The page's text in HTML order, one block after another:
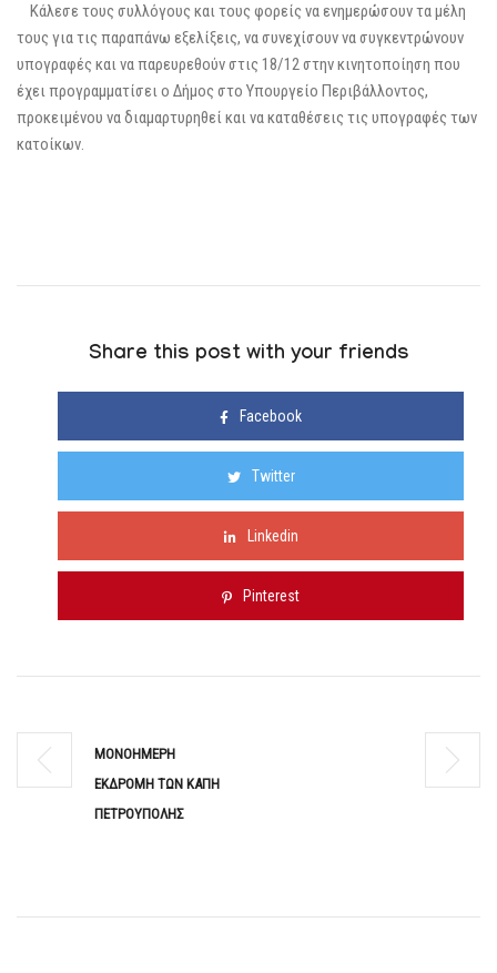
Κάλεσε τους συλλόγους και τους φορείς να ενημερώσουν τα μέλη
τους για τις παραπάνω εξελίξεις, να συνεχίσουν να συγκεντρώνουν
υπογραφές και να παρευρεθούν στις 18/12 στην κινητοποίηση που
έχει προγραμματίσει ο Δήμος στο Υπουργείο Περιβάλλοντος,
προκειμένου να διαμαρτυρηθεί και να καταθέσεις τις υπογραφές των
κατοίκων.
Share this post with your friends
Facebook
Twitter
Linkedin
Pinterest
ΜΟΝΟΗΜΕΡΗ
ΕΚΔΡΟΜΗ ΤΩΝ ΚΑΠΗ
ΠΕΤΡΟΥΠΟΛΗΣ